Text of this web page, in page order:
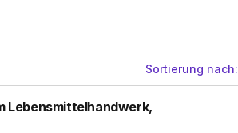
Sortierung nach:
Lebensmittelhandwerk,